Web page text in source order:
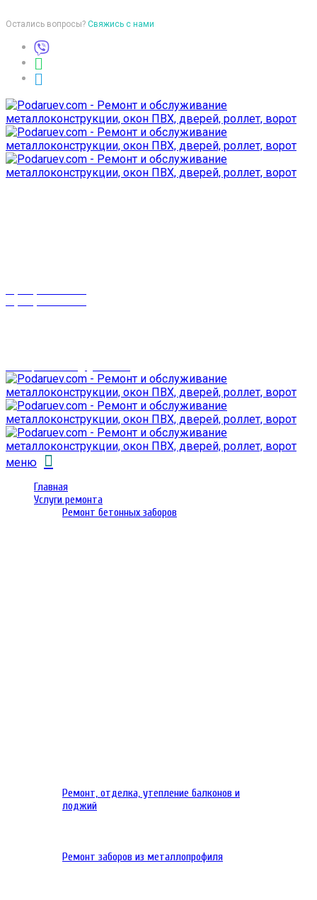
Остались вопросы? Свяжись с нами
меню
Главная
Услуги ремонта
Ремонт бетонных заборов
Ремонт, отделка, утепление балконов и
лоджий
Ремонт заборов из металлопрофиля